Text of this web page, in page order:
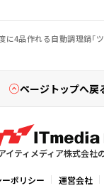
に4品作れる自動調理鍋「
ページトップへ戻
ティメディア株式会社
ポリシー 運営会社